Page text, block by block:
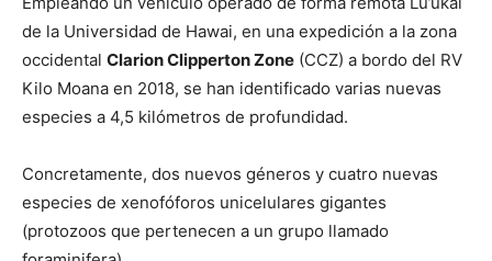
de la Universidad de Hawai, en una expedición a la zona
occidental Clarion Clipperton Zone (CCZ) a bordo del RV
Kilo Moana en 2018, se han identificado varias nuevas
especies a 4,5 kilómetros de profundidad.
Concretamente, dos nuevos géneros y cuatro nuevas
especies de xenofóforos unicelulares gigantes
(protozoos que pertenecen a un grupo llamado